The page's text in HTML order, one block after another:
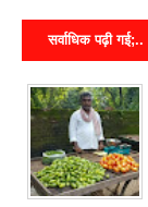
सर्वाधिक पढ़ी गई;..